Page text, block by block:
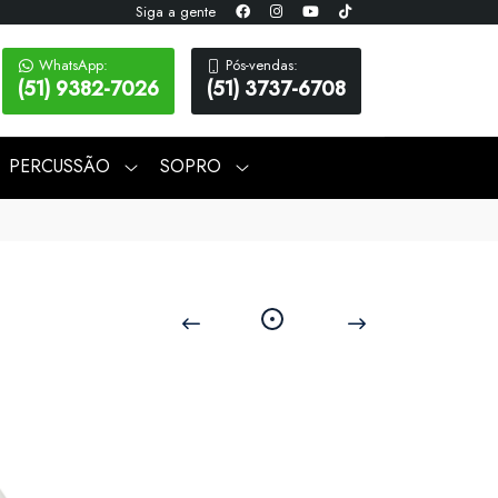
Siga a gente
WhatsApp:
(51) 9382-7026
Pós-vendas:
(51) 3737-6708
PERCUSSÃO SOPRO